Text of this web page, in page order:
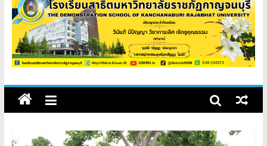
ค่ายปรับพื้นฐานนักเรียนใหม่ 2569 (ม.1 และ
ม.4)
สถิตอยู่ในใจตราบนิรันดร์